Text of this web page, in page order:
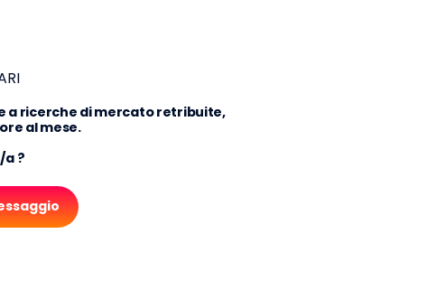
a ricerche di mercato retribuite,
al mese.
a ?